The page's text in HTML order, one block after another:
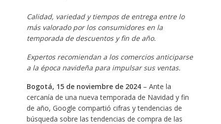
Calidad, variedad y tiempos de entrega entre lo
más valorado por los consumidores en la
temporada de descuentos y fin de año.
Expertos recomiendan a los comercios anticiparse
a la época navideña para impulsar sus ventas.
Bogotá, 15 de noviembre de 2024– Ante la
cercanía de una nueva temporada de Navidad y fin
de año, Google compartió cifras y tendencias de
búsqueda sobre las tendencias de compra de las